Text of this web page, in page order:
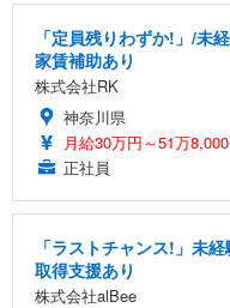
「定員残りわずか!」/未
家賃補助あり
株式会社RK
神奈川県
月給30万円～51万
正社員
「ラストチャンス!」未
取得支援あり
株式会社alBee